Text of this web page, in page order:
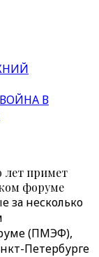
ВОЙНА В
лет примет
форуме
за несколько
(ПМЭФ),
Петербурге